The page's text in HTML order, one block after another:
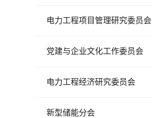
电力工程项目管理研究委员会
党建与企业文化工作委员会
电力工程经济研究委员会
新型储能分会